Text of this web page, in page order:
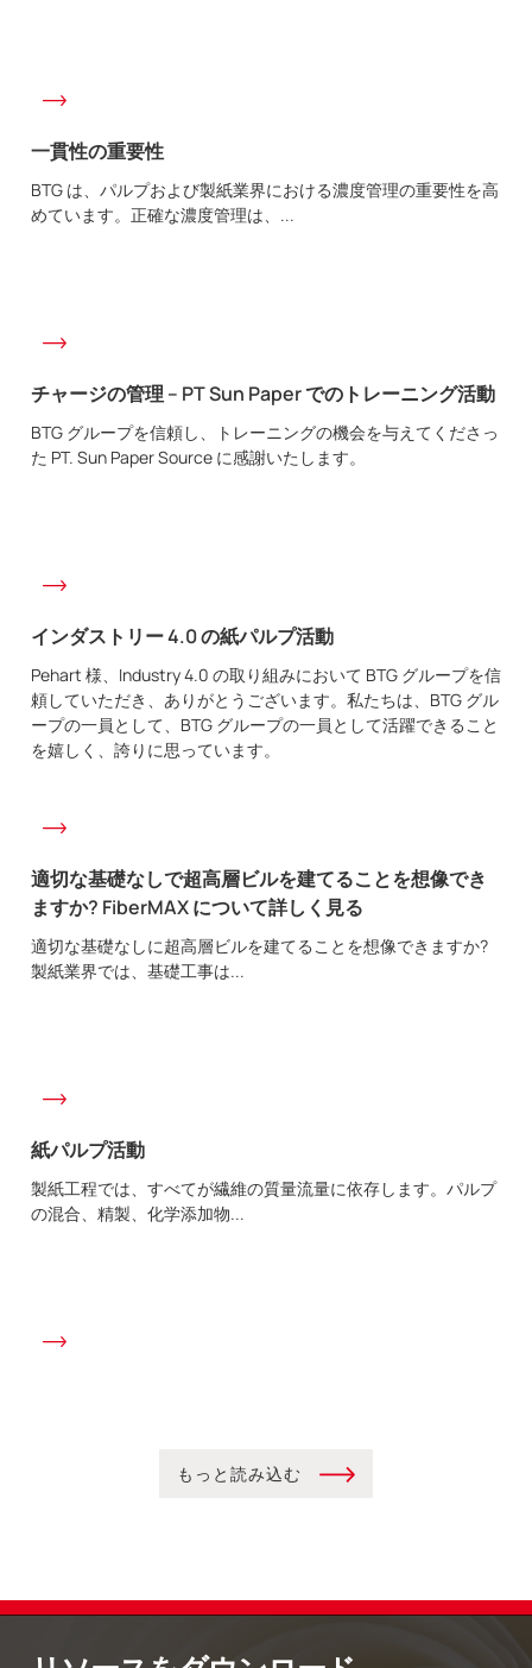
一貫性の重要性
BTG は、パルプおよび製紙業界における濃度管理の重要性を高
めています。正確な濃度管理は、...
チャージの管理 – PT Sun Paper でのトレーニング活動
BTG グループを信頼し、トレーニングの機会を与えてくださっ
た PT. Sun Paper Source に感謝いたします。
インダストリー 4.0 の紙パルプ活動
Pehart 様、Industry 4.0 の取り組みにおいて BTG グループを信
頼していただき、ありがとうございます。私たちは、BTG グル
ープの一員として、BTG グループの一員として活躍できること
を嬉しく、誇りに思っています。
適切な基礎なしで超高層ビルを建てることを想像でき
ますか? FiberMAX について詳しく見る
適切な基礎なしに超高層ビルを建てることを想像できますか?
製紙業界では、基礎工事は...
紙パルプ活動
製紙工程では、すべてが繊維の質量流量に依存します。パルプ
の混合、精製、化学添加物...
もっと読み込む